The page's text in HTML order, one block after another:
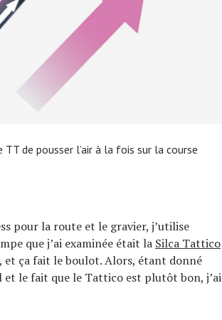
de pousser l’air à la fois sur la course
pour la route et le gravier, j’utilise
que j’ai examinée était la Silca Tattico
et ça fait le boulot. Alors, étant donné
et le fait que le Tattico est plutôt bon, j’ai